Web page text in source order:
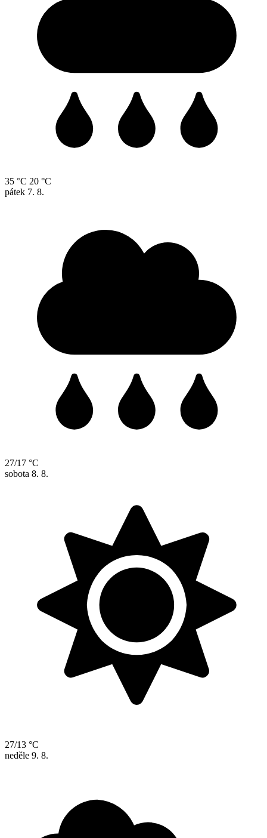
35 °C 20 °C
pátek 7. 8.
27/17 °C
sobota 8. 8.
27/13 °C
neděle 9. 8.